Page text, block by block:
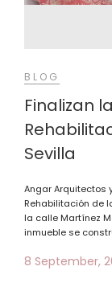
BLOG
Finalizan
Sevilla
Angar Arquitectos
Rehabilitación de
la calle Martínez
inmueble se
8 September,